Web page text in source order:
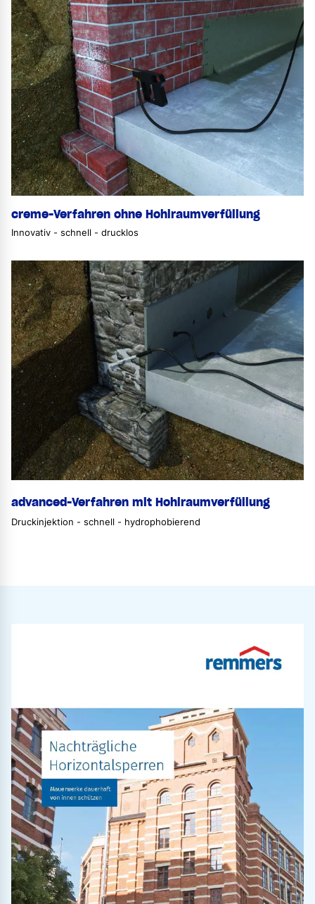
creme-Verfahren ohne Hohlraumverfüllung
Innovativ - schnell - drucklos
advanced-Verfahren mit Hohlraumverfüllung
Druckinjektion - schnell - hydrophobierend